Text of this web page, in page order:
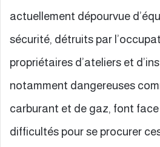
actuellement dépourvue
sécurité, détruits par
propriétaires d’ateliers et
notamment dangereuses
carburant et de gaz, font
difficultés pour se procurer